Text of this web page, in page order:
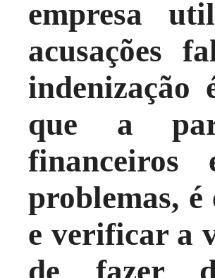
empresa
acusações
indenização
que a
problemas,
e verificar a
de fazer